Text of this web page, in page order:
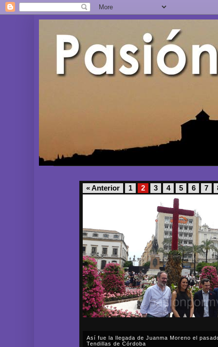
« Anterior 1 2 3 4 5 6 7
Así fue la llegada de Juanma Moreno el
Tendillas de Córdoba